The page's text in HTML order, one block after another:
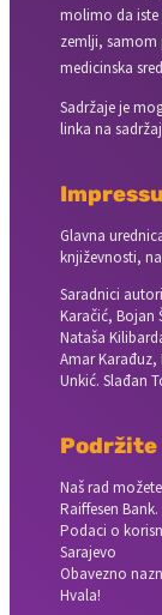
molimo da iste
zemlji, samom
medicinska
Sadržaje je
linka na
Glavna
književnosti,
Saradnici
Karačić, Bojan
Nataša
Amar Karađuz,
Unkić. Slađan
Podržite
Naš rad
Raiffesen
Podaci o
Sarajevo
Obavezno
Hvala!